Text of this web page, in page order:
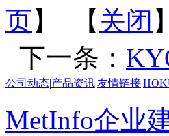
页】 【 关闭 】
下一条：
公司动态 产品资讯友情链接
MetInfo企业